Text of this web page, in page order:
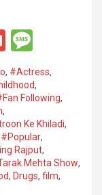
G
m
ail s
a
g
e
, #Actress,
,
Following,
,
Ke Khiladi,
#Popular,
Rajput,
Mehta Show,
, Drugs, film,